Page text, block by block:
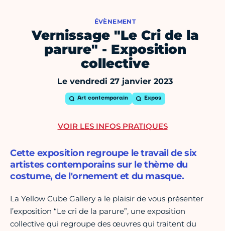
ÉVÈNEMENT
Vernissage "Le Cri de la
parure" - Exposition
collective
Le vendredi 27 janvier 2023
Art contemporain Expos
Cette exposition regroupe le travail de six
artistes contemporains sur le thème du
costume, de l'ornement et du masque.
La Yellow Cube Gallery a le plaisir de vous présenter
l’exposition “Le cri de la parure”, une exposition
collective qui regroupe des œuvres qui traitent du
VOIR LES INFOS PRATIQUES